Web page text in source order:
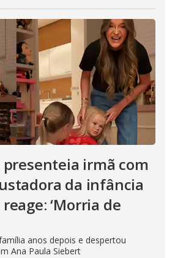
presenteia irmã com
da infância
‘Morria de
anos depois e despertou
Ana Paula Siebert